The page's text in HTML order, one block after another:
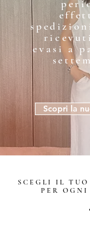
evasi a
Scopri la
SCEGLI IL TUO
PER OGNI